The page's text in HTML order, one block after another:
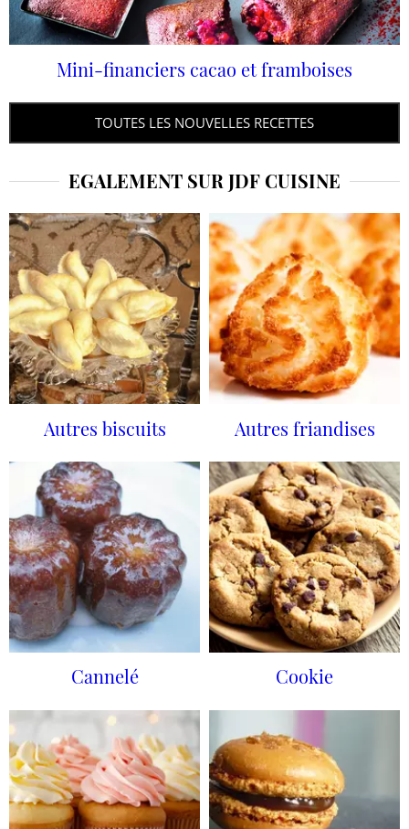
Mini-financiers cacao et framboises
TOUTES LES NOUVELLES RECETTES
EGALEMENT SUR JDF CUISINE
Autres biscuits Autres friandises
Cannelé Cookie